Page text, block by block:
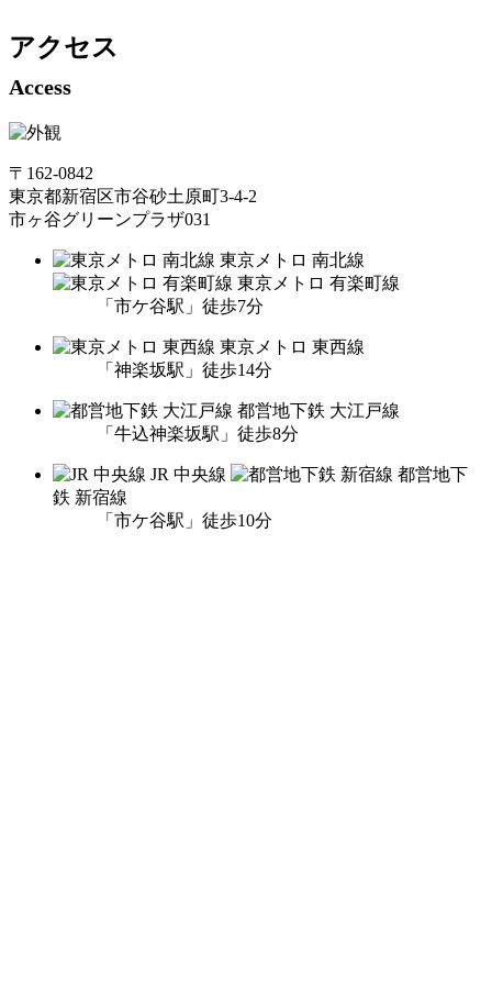
アクセス
Access
〒162-0842
東京都新宿区市谷砂土原町3-4-2
市ヶ谷グリーンプラザ031
東京メトロ 南北線
東京メトロ 有楽町線
「市ケ谷駅」徒歩7分
東京メトロ 東西線
「神楽坂駅」徒歩14分
都営地下鉄 大江戸線
「牛込神楽坂駅」徒歩8分
JR 中央線
都営地下
鉄 新宿線
「市ケ谷駅」徒歩10分